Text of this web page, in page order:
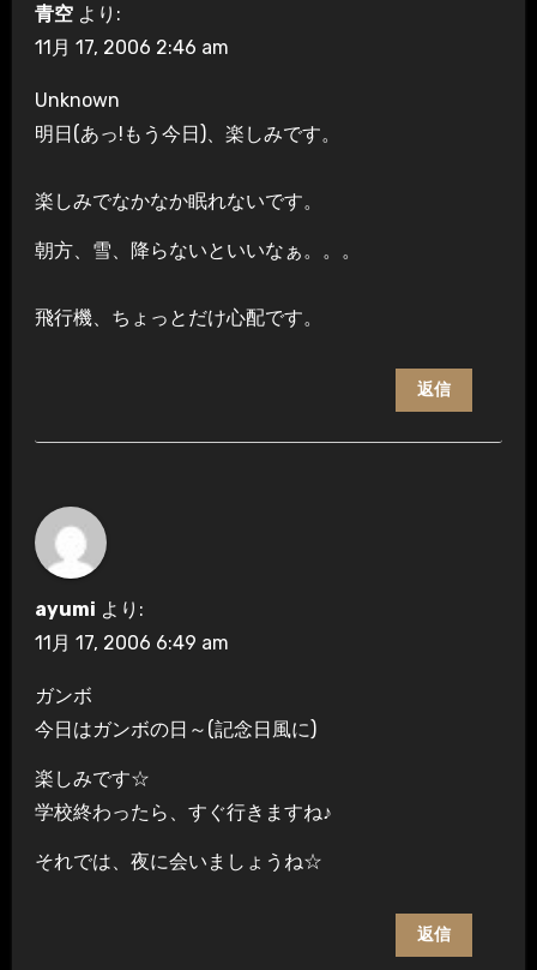
青空 より:
11月 17, 2006 2:46 am
Unknown
明日(あっ!もう今日)、楽しみです。
楽しみでなかなか眠れないです。
朝方、雪、降らないといいなぁ。。。
飛行機、ちょっとだけ心配です。
返信
ayumi より:
11月 17, 2006 6:49 am
ガンボ
今日はガンボの日～(記念日風に)
楽しみです☆
学校終わったら、すぐ行きますね♪
それでは、夜に会いましょうね☆
返信